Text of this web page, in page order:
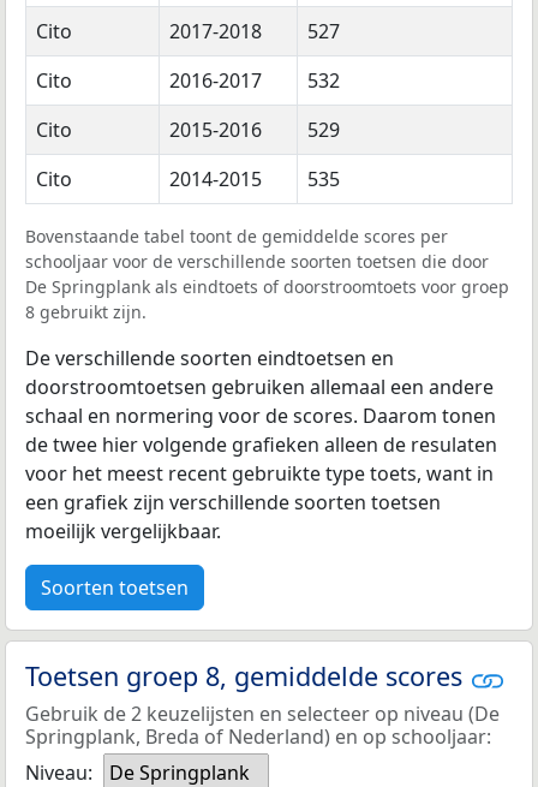
Cito
2017-2018
527
Cito
2016-2017
532
Cito
2015-2016
529
Cito
2014-2015 535
Bovenstaande tabel toont de gemiddelde scores per
schooljaar voor de verschillende soorten toetsen die door
De Springplank als eindtoets of doorstroomtoets voor groep
8 gebruikt zijn.
De verschillende soorten eindtoetsen en
doorstroomtoetsen gebruiken allemaal een andere
schaal en normering voor de scores. Daarom tonen
de twee hier volgende grafieken alleen de resulaten
voor het meest recent gebruikte type toets, want in
een grafiek zijn verschillende soorten toetsen
moeilijk vergelijkbaar.
Soorten toetsen
Toetsen groep 8, gemiddelde scores
Gebruik de 2 keuzelijsten en selecteer op niveau (De
Springplank, Breda of Nederland) en op schooljaar:
Niveau:
De Springplank